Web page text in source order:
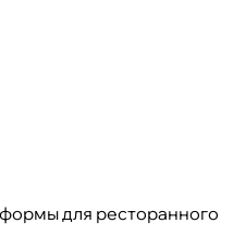
для ресторанного